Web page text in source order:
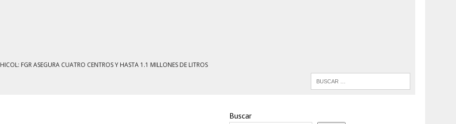
DE AGOSTO: CINCO FRENTES BAJO EXAMEN
Buscar